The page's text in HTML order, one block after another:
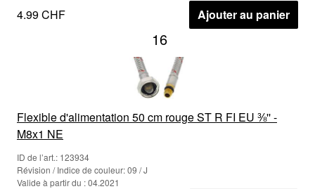
4.99 CHF Ajouter au panier
16
Flexible d'alimentation 50 cm rouge ST R FI EU ⅜'' -
M8x1 NE
ID de l’art.: 123934
Révision / Indice de couleur: 09 / J
Valide à partir du : 04.2021